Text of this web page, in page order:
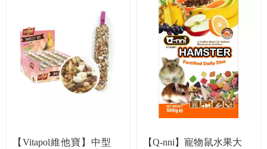
【Vitapol維他寶】中型
【Q-nni】寵物鼠水果大